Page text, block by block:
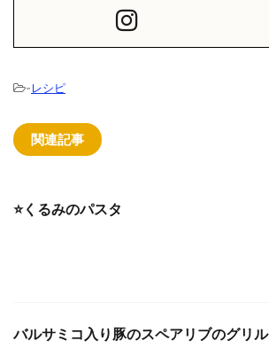
-レシピ
関連記事
⭐️くるみのパスタ
バルサミコ入り豚のスペアリブのグリル